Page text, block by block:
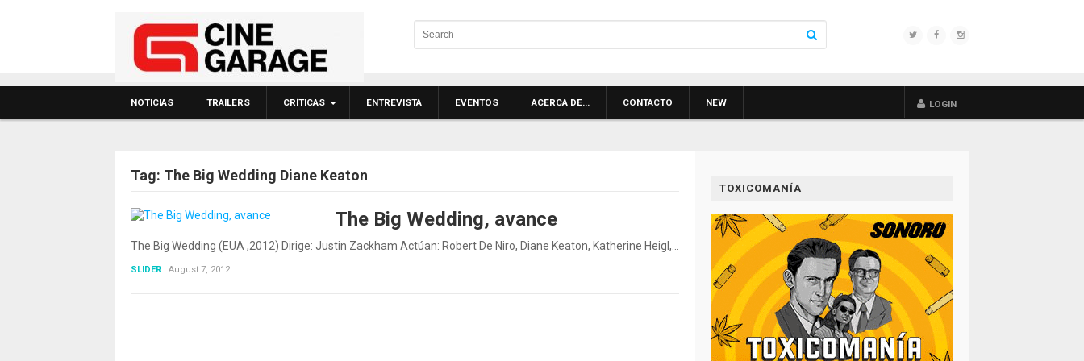
NOTICIAS TRAILERS CRÍTICAS ENTREVISTA EVENTOS ACERCA DE… CONTACTO NEW LOGIN
Tag: The Big Wedding Diane Keaton
The Big Wedding, avance
The Big Wedding (EUA ,2012) Dirige: Justin Zackham Actúan: Robert De Niro, Diane Keaton, Katherine Heigl,…
SLIDER | August 7, 2012
TOXICOMANÍA